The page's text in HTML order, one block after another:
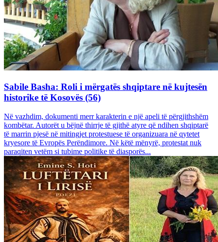
Sabile Basha: Roli i mërgatës shqiptare në kujtesën
historike të Kosovës (56)
Në vazhdim, dokumenti merr karakterin e një apeli të përgjithshëm
kombëtar. Autorët u bëjnë thirrje të gjithë atyre që ndihen shqiptarë
të marrin pjesë në mitingjet protestuese të organizuara në qytetet
kryesore të Evropës Perëndimore. Në këtë mënyrë, protestat nuk
paraqiten vetëm si tubime politike të diasporës...